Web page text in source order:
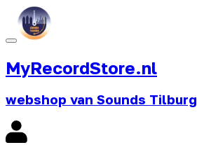
MyRecordStore.nl
webshop van Sounds Tilburg